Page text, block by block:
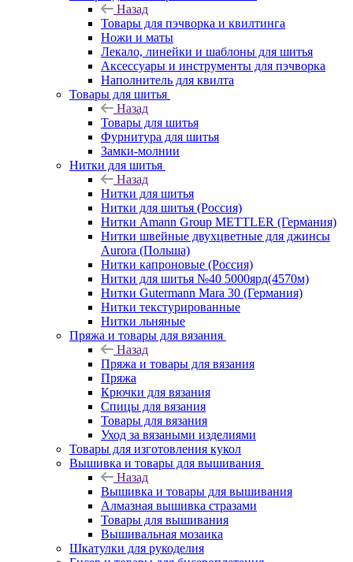
Назад
Товары для пэчворка и квилтинга
Ножи и маты
Лекало, линейки и шаблоны для шитья
Аксессуары и инструменты для пэчворка
Наполнитель для квилта
Товары для шитья
Назад
Товары для шитья
Фурнитура для шитья
Замки-молнии
Нитки для шитья
Назад
Нитки для шитья
Нитки для шитья (Россия)
Нитки Amann Group METTLER (Германия)
Нитки швейные двухцветные для джинсы
Aurora (Польша)
Нитки капроновые (Россия)
Нитки для шитья №40 5000ярд(4570м)
Нитки Gutermann Mara 30 (Германия)
Нитки текстурированные
Нитки льняные
Пряжа и товары для вязания
Назад
Пряжа и товары для вязания
Пряжа
Крючки для вязания
Спицы для вязания
Товары для вязания
Уход за вязаными изделиями
Товары для изготовления кукол
Вышивка и товары для вышивания
Назад
Вышивка и товары для вышивания
Алмазная вышивка стразами
Товары для вышивания
Вышивальная мозаика
Шкатулки для рукоделия